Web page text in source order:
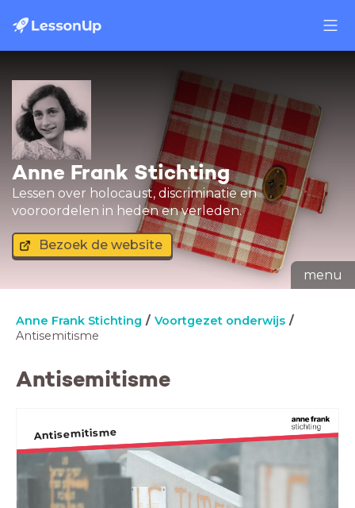
Anne Frank Stichting
Lessen over holocaust, discriminatie en
vooroordelen in heden en verleden.
Bezoek de website
menu
Anne Frank Stichting
Voortgezet onderwijs
Antisemitisme
Antisemitisme
Antisemitisme